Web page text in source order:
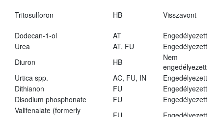
Tritosulforon HB Visszavont
Dodecan-1-ol AT
Engedélyezett
Urea
AT, FU
Engedélyezett
Diuron
HB
Nem
engedélyezett
Urtica spp.
AC, FU, IN
Engedélyezett
Dithianon
FU
Engedélyezett
Disodium phosphonate
FU
Engedélyezett
Valifenalate (formerly